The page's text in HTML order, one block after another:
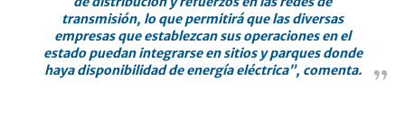
transmisión, lo que permitirá que las diversas
empresas que establezcan sus operaciones en el
estado puedan integrarse en sitios y parques donde
haya disponibilidad de energía eléctrica”, comenta.